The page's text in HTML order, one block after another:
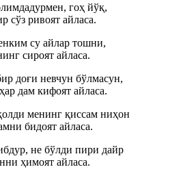
гоҳ йўқ,
сўз ривоят айласа.
су айлар тошни,
сироят айласа.
доғи невчун бўлмасун,
дам кифоят айласа.
менинг қиссам ниҳон
бидоят айласа.
не бўлди пири дайр
ҳимоят айласа.